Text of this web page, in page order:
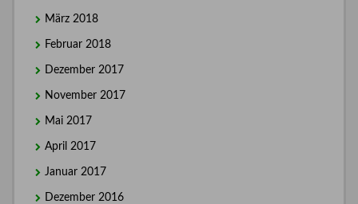
März 2018
Februar 2018
Dezember 2017
November 2017
Mai 2017
April 2017
Januar 2017
Dezember 2016